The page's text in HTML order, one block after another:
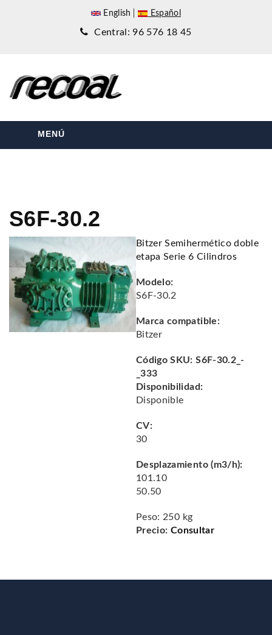
English Español
Central: 96 576 18 45
MENÚ
S6F-30.2
Bitzer Semihermético doble
etapa Serie 6 Cilindros
Modelo:
S6F-30.2
Marca compatible:
Bitzer
Código SKU: S6F-30.2_-
_333
Disponibilidad:
Disponible
CV:
30
Desplazamiento (m3/h):
101.10
50.50
Peso: 250 kg
Precio: Consultar